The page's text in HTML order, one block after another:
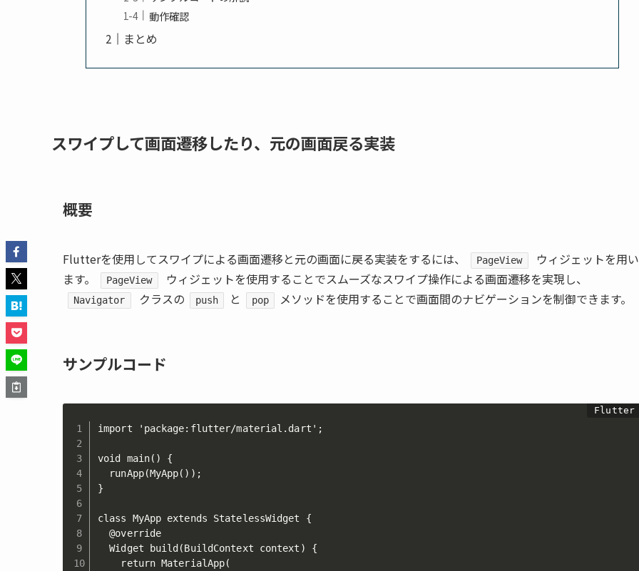
動作確認
まとめ
スワイプして画面遷移したり、元の画面戻る実装
概要
Flutterを使用してスワイプによる画面遷移と元の画面に戻る実装をするには、 PageView
ウィジェットを用い
ます。
PageView ウィジェットを使用することでスムーズなスワイプ操作による画面遷移を実現し、
Navigator クラスの push と pop メソッドを使用することで画面間のナビゲーションを制御できます。
サンプルコード
import 'package:flutter/material.dart';
void main() {
  runApp(MyApp());
}
class MyApp extends StatelessWidget {
  @override
  Widget build(BuildContext context) {
    return MaterialApp(